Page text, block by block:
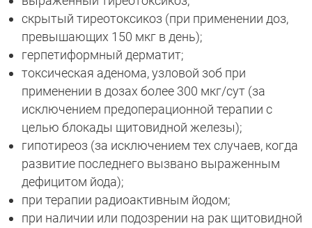
скрытый тиреотоксикоз (при применении доз,
превышающих 150 мкг в день);
герпетиформный дерматит;
токсическая аденома, узловой зоб при
применении в дозах более 300 мкг/сут (за
исключением предоперационной терапии с
целью блокады щитовидной железы);
гипотиреоз (за исключением тех случаев, когда
развитие последнего вызвано выраженным
дефицитом йода);
при терапии радиоактивным йодом;
при наличии или подозрении на рак щитовидной